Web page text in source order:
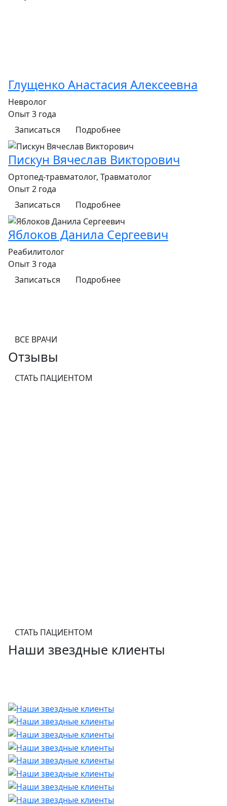
Глущенко Анастасия Алексеевна
Невролог
Опыт 3 года
Записаться
Подробнее
Пискун Вячеслав Викторович
Ортопед-травматолог, Травматолог
Опыт 2 года
Записаться
Подробнее
Яблоков Данила Сергеевич
Реабилитолог
Опыт 3 года
Записаться
Подробнее
ВСЕ ВРАЧИ
Отзывы
СТАТЬ ПАЦИЕНТОМ
СТАТЬ ПАЦИЕНТОМ
Наши звездные клиенты